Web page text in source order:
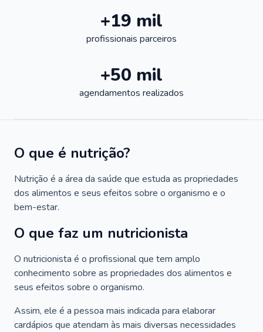
+19 mil
profissionais parceiros
+50 mil
agendamentos realizados
O que é nutrição?
Nutrição é a área da saúde que estuda as propriedades
dos alimentos e seus efeitos sobre o organismo e o
bem-estar.
O que faz um nutricionista
O nutricionista é o profissional que tem amplo
conhecimento sobre as propriedades dos alimentos e
seus efeitos sobre o organismo.
Assim, ele é a pessoa mais indicada para elaborar
cardápios que atendam às mais diversas necessidades